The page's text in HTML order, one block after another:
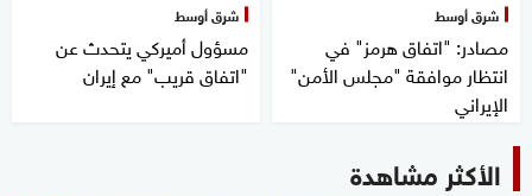
شرق أوسط
مصادر: "اتفاق هرمز" في
انتظار موافقة "مجلس الأمن"
الإيراني
شرق أوسط
مسؤول أميركي يتحدث عن
"اتفاق قريب" مع إيران
الأكثر مشاهدة